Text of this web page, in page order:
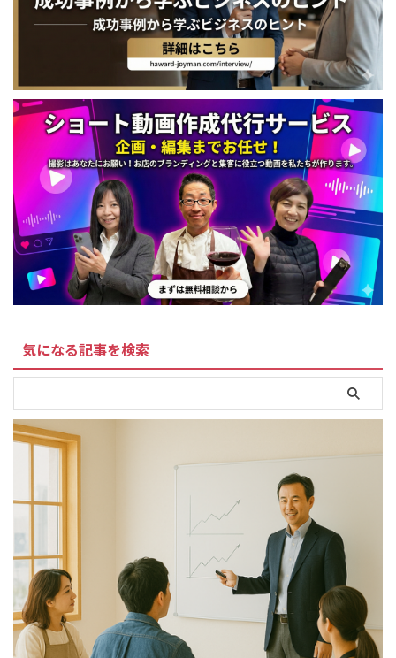
気になる記事を検索